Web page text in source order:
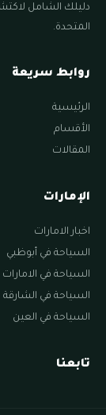
دليلك الشامل
المتحدة.
روابط سريعة
الرئيسية
الأقسام
المقالات
الإمارات
اخبار الامارات
السياحة في أبوظبي
السياحة في الامارات
السياحة في الشارقة
السياحة في العين
تابعنا